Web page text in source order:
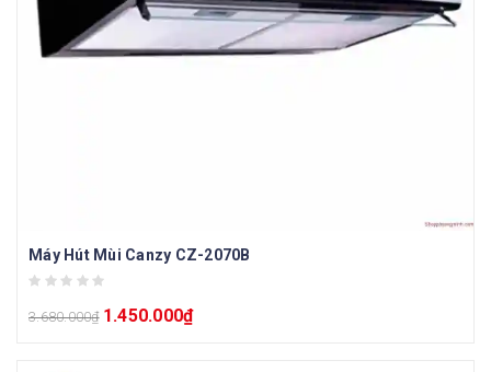
Máy Hút Mùi Canzy CZ-2070B
3.680.000₫ 1.450.000₫